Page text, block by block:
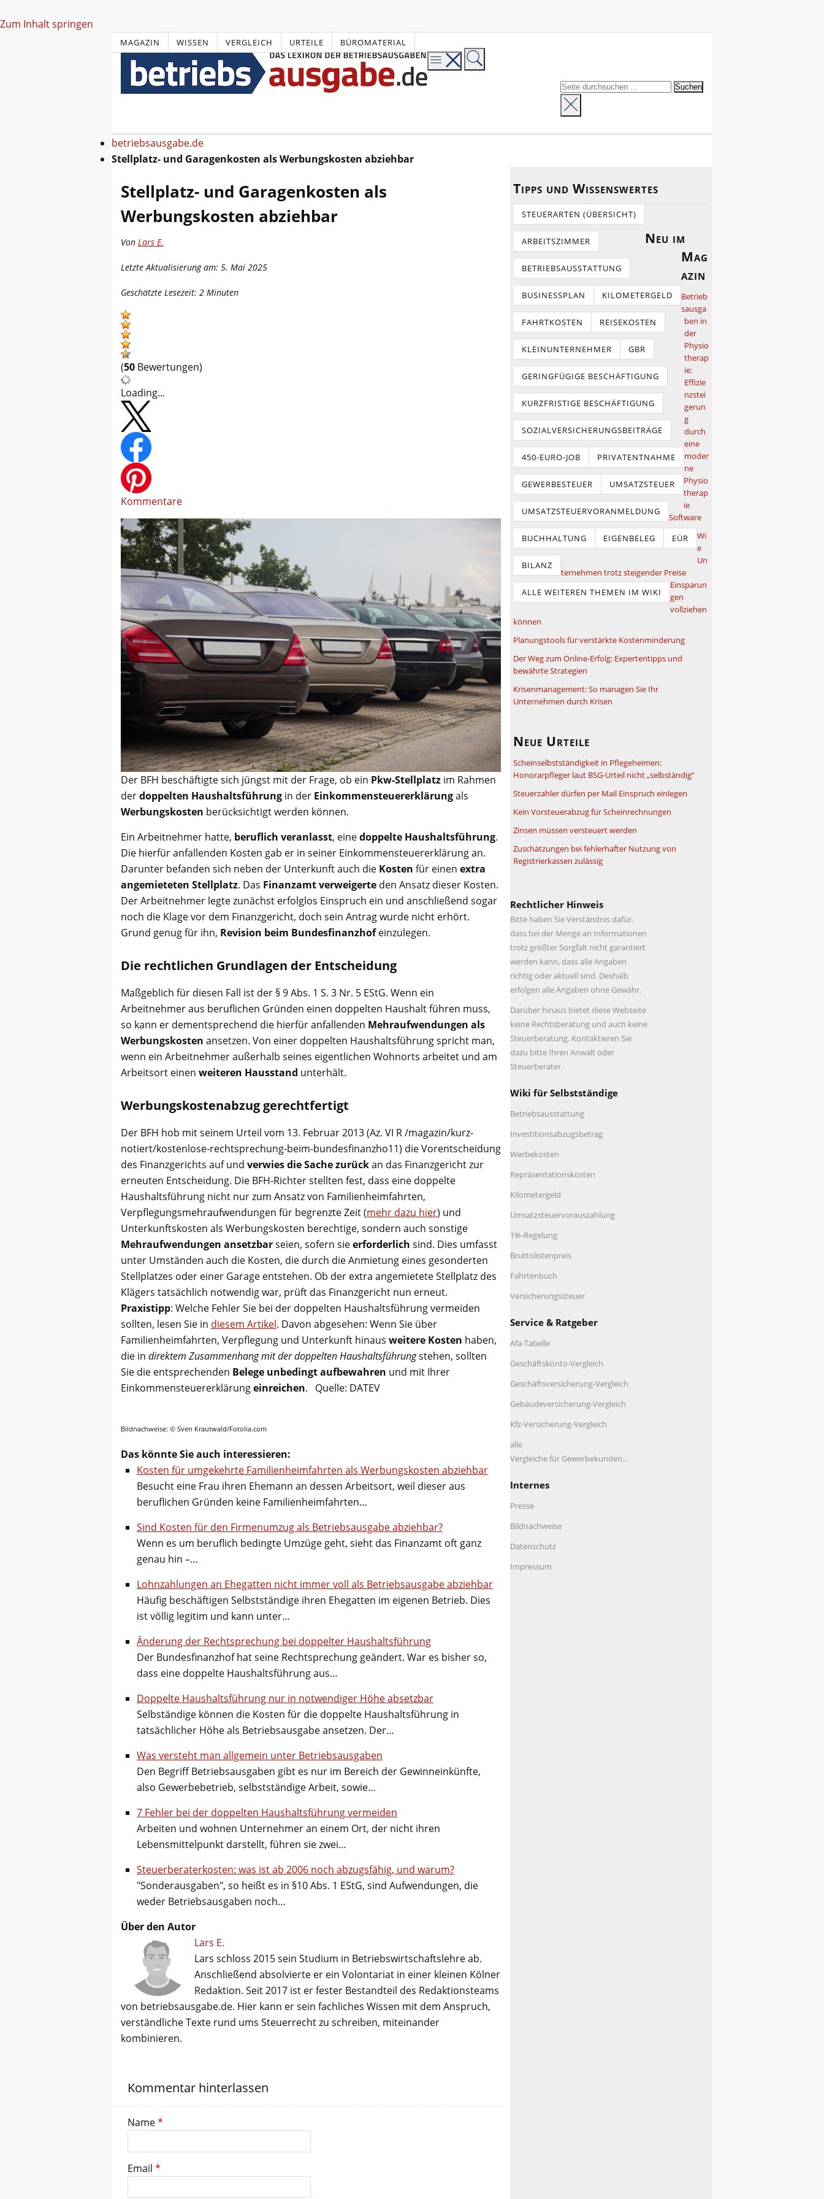
Zum Inhalt springen
MAGAZIN WISSEN VERGLEICH URTEILE BÜROMATERIAL
betriebsausgabe.de
Stellplatz- und Garagenkosten als Werbungskosten abziehbar
Stellplatz- und Garagenkosten als
Werbungskosten abziehbar
Von Lars E.
Letzte Aktualisierung am: 5. Mai 2025
Geschätzte Lesezeit: 2 Minuten
(50 Bewertungen)
Loading...
Kommentare
Der BFH beschäftigte sich jüngst mit der Frage, ob ein Pkw-Stellplatz im Rahmen
derdoppelten Haushaltsführung in der Einkommensteuererklärungals
Werbungskosten berücksichtigt werden können.
Ein Arbeitnehmer hatte, beruflich veranlasst, einedoppelte Haushaltsführung.
Die hierfür anfallenden Kosten gab er in seiner Einkommensteuererklärung an.
Darunter befanden sich neben der Unterkunft auch die Kosten für einen extra
angemieteten Stellplatz. Das Finanzamt verweigerte den Ansatz dieser Kosten.
Der Arbeitnehmer legte zunächst erfolglos Einspruch ein und anschließend sogar
noch die Klage vor dem Finanzgericht, doch sein Antrag wurde nicht erhört.
Grund genug für ihn, Revision beim Bundesfinanzhofeinzulegen.
Die rechtlichen Grundlagen der Entscheidung
Maßgeblich für diesen Fall ist der § 9 Abs. 1 S. 3 Nr. 5 EStG. Wenn ein
Arbeitnehmer aus beruflichen Gründen einen doppelten Haushalt führen muss,
so kann er dementsprechend die hierfür anfallenden Mehraufwendungen als
Werbungskosten ansetzen. Von einer doppelten Haushaltsführung spricht man,
wenn ein Arbeitnehmer außerhalb seines eigentlichen Wohnorts arbeitet und am
Arbeitsort einen weiteren Hausstand unterhält.
Werbungskostenabzug gerechtfertigt
Der BFH hob mit seinem Urteil vom 13. Februar 2013 (Az. VI R /magazin/kurz-
notiert/kostenlose-rechtsprechung-beim-bundesfinanzho11) die Vorentscheidung
des Finanzgerichts auf und verwies die Sache zurückan das Finanzgericht zur
erneuten Entscheidung. Die BFH-Richter stellten fest, dass eine doppelte
Haushaltsführung nicht nur zum Ansatz von Familienheimfahrten,
Verpflegungsmehraufwendungen für begrenzte Zeit (mehr dazu hier) und
Unterkunftskosten als Werbungskosten berechtige, sondern auch sonstige
Mehraufwendungen ansetzbarseien, sofern sieerforderlich sind. Dies umfasst
unter Umständen auch die Kosten, die durch die Anmietung eines gesonderten
Stellplatzes oder einer Garage entstehen. Ob der extra angemietete Stellplatz des
Klägers tatsächlich notwendig war, prüft das Finanzgericht nun erneut.
Praxistipp: Welche Fehler Sie bei der doppelten Haushaltsführung vermeiden
sollten, lesen Sie in diesem Artikel. Davon abgesehen: Wenn Sie über
Familienheimfahrten, Verpflegung und Unterkunft hinaus weitere Kosten haben,
die in direktem Zusammenhang mit der doppelten Haushaltsführungstehen, sollten
Sie die entsprechenden Belege unbedingt aufbewahren und mit Ihrer
Einkommensteuererklärungeinreichen. Quelle: DATEV
Bildnachweise: © Sven Krautwald/Fotolia.com
Das könnte Sie auch interessieren:
Kosten für umgekehrte Familienheimfahrten als Werbungskosten abziehbar
Besucht eine Frau ihren Ehemann an dessen Arbeitsort, weil dieser aus
beruflichen Gründen keine Familienheimfahrten…
Sind Kosten für den Firmenumzug als Betriebsausgabe abziehbar?
Wenn es um beruflich bedingte Umzüge geht, sieht das Finanzamt oft ganz
genau hin –…
Lohnzahlungen an Ehegatten nicht immer voll als Betriebsausgabe abziehbar
Häufig beschäftigen Selbstständige ihren Ehegatten im eigenen Betrieb. Dies
ist völlig legitim und kann unter…
Änderung der Rechtsprechung bei doppelter Haushaltsführung
Der Bundesfinanzhof hat seine Rechtsprechung geändert. War es bisher so,
dass eine doppelte Haushaltsführung aus…
Doppelte Haushaltsführung nur in notwendiger Höhe absetzbar
Selbständige können die Kosten für die doppelte Haushaltsführung in
tatsächlicher Höhe als Betriebsausgabe ansetzen. Der…
Was versteht man allgemein unter Betriebsausgaben
Den Begriff Betriebsausgaben gibt es nur im Bereich der Gewinneinkünfte,
also Gewerbebetrieb, selbstständige Arbeit, sowie…
7 Fehler bei der doppelten Haushaltsführung vermeiden
Arbeiten und wohnen Unternehmer an einem Ort, der nicht ihren
Lebensmittelpunkt darstellt, führen sie zwei…
Steuerberaterkosten: was ist ab 2006 noch abzugsfähig, und warum?
"Sonderausgaben", so heißt es in §10 Abs. 1 EStG, sind Aufwendungen, die
weder Betriebsausgaben noch…
Über den Autor
Lars E.
Lars schloss 2015 sein Studium in Betriebswirtschaftslehre ab.
Anschließend absolvierte er ein Volontariat in einer kleinen Kölner
Redaktion. Seit 2017 ist er fester Bestandteil des Redaktionsteams
von betriebsausgabe.de. Hier kann er sein fachliches Wissen mit dem Anspruch,
verständliche Texte rund ums Steuerrecht zu schreiben, miteinander
kombinieren.
Kommentar hinterlassen
Name*
Email *
Tipps und Wissenswertes
STEUERARTEN (ÜBERSICHT)
ARBEITSZIMMER
BETRIEBSAUSSTATTUNG
BUSINESSPLAN KILOMETERGELD
FAHRTKOSTEN REISEKOSTEN
KLEINUNTERNEHMER GBR
GERINGFÜGIGE BESCHÄFTIGUNG
KURZFRISTIGE BESCHÄFTIGUNG
SOZIALVERSICHERUNGSBEITRÄGE
450-EURO-JOB PRIVATENTNAHME
GEWERBESTEUER UMSATZSTEUER
UMSATZSTEUERVORANMELDUNG
BUCHHALTUNG EIGENBELEG EÜR
BILANZ
ALLE WEITEREN THEMEN IM WIKI
Neu im
Mag
azin
Betrieb
sausga
ben in
der
Physio
therap
ie:
Effizie
nzstei
gerun
g
durch
eine
moder
ne
Physio
therap
ie
Software
Wi
e
Un
ternehmen trotz steigender Preise
Einsparun
gen
vollziehen
können
Planungstools für verstärkte Kostenminderung
Der Weg zum Online-Erfolg: Expertentipps und
bewährte Strategien
Krisenmanagement: So managen Sie Ihr
Unternehmen durch Krisen
Neue Urteile
Scheinselbstständigkeit in Pflegeheimen:
Honorarpfleger laut BSG-Urteil nicht „selbständig“
Steuerzahler dürfen per Mail Einspruch einlegen
Kein Vorsteuerabzug für Scheinrechnungen
Zinsen müssen versteuert werden
Zuschätzungen bei fehlerhafter Nutzung von
Registrierkassen zulässig
Rechtlicher Hinweis
Bitte haben Sie Verständnis dafür,
dass bei der Menge an Informationen
trotz größter Sorgfalt nicht garantiert
werden kann, dass alle Angaben
richtig oder aktuell sind. Deshalb
erfolgen alle Angaben ohne Gewähr.
Darüber hinaus bietet diese Webseite
keine Rechtsberatung und auch keine
Steuerberatung. Kontaktieren Sie
dazu bitte Ihren Anwalt oder
Steuerberater.
Wiki für Selbstständige
Betriebsausstattung
Investitionsabzugsbetrag
Werbekosten
Repräsentationskosten
Kilometergeld
Umsatzsteuervorauszahlung
1%-Regelung
Bruttolistenpreis
Fahrtenbuch
Versicherungssteuer
Service & Ratgeber
Afa-Tabelle
Geschäftskonto-Vergleich
Geschäftsversicherung-Vergleich
Gebäudeversicherung-Vergleich
Kfz-Versicherung-Vergleich
alle
Vergleiche für Gewerbekunden…
Internes
Presse
Bildnachweise
Datenschutz
Impressum